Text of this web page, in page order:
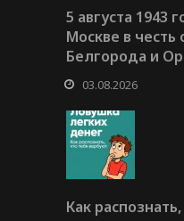
5 августа 1943
Москве в
Белгорода и
03.08.2026
Как